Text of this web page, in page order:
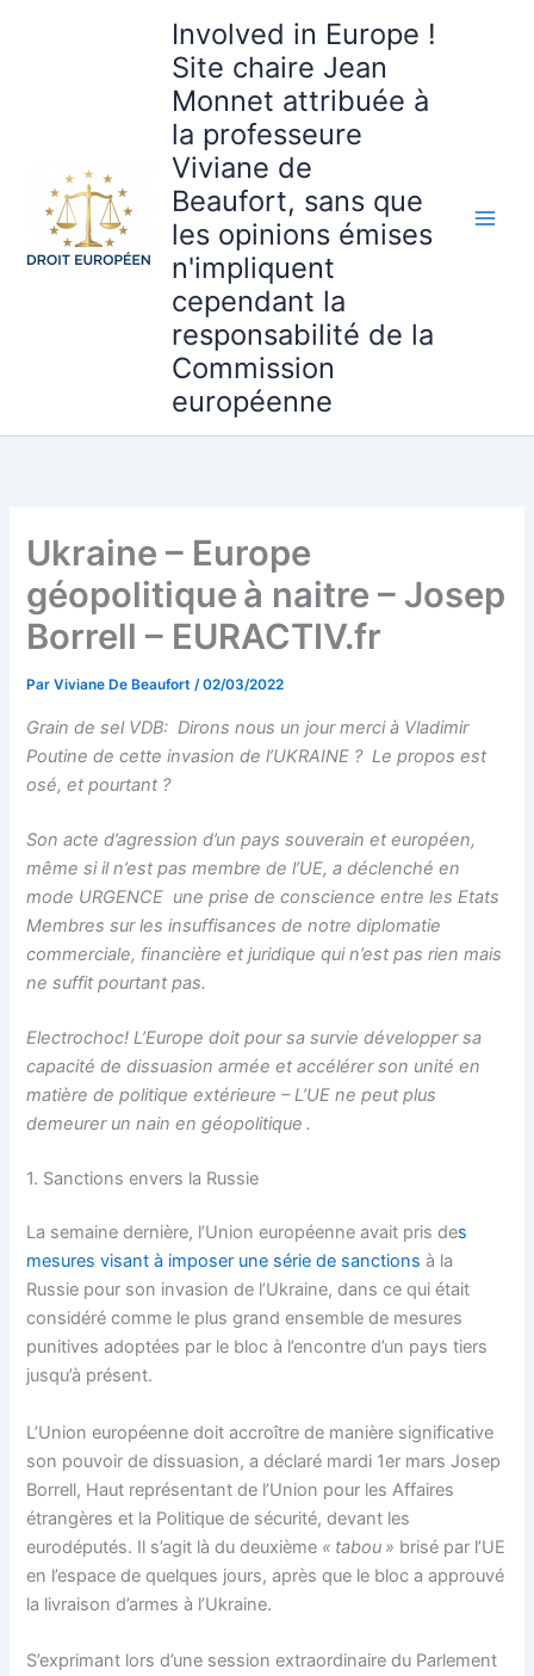
Involved in Europe !
Site chaire Jean
Monnet attribuée à
la professeure
Viviane de
Beaufort, sans que
les opinions émises
n'impliquent
cependant la
responsabilité de la
Commission
européenne
Ukraine – Europe
géopolitique à naitre – Josep
Borrell – EURACTIV.fr
ParViviane De Beaufort/02/03/2022
Grain de sel VDB: Dirons nous un jour merci à Vladimir
Poutine de cette invasion de l’UKRAINE ? Le propos est
osé, et pourtant ?
Son acte d’agression d’un pays souverain et européen,
même si il n’est pas membre de l’UE, a déclenché en
mode URGENCE une prise de conscience entre les Etats
Membres sur les insuffisances de notre diplomatie
commerciale, financière et juridique qui n’est pas rien mais
ne suffit pourtant pas.
Electrochoc! L’Europe doit pour sa survie développer sa
capacité de dissuasion armée et accélérer son unité en
matière de politique extérieure – L’UE ne peut plus
demeurer un nain en géopolitique .
1. Sanctions envers la Russie
La semaine dernière, l’Union européenne avait pris des
mesures visant à imposer une série de sanctions à la
Russie pour son invasion de l’Ukraine, dans ce qui était
considéré comme le plus grand ensemble de mesures
punitives adoptées par le bloc à l’encontre d’un pays tiers
jusqu’à présent.
L’Union européenne doit accroître de manière significative
son pouvoir de dissuasion, a déclaré mardi 1er mars Josep
Borrell, Haut représentant de l’Union pour les Affaires
étrangères et la Politique de sécurité, devant les
eurodéputés. Il s’agit là du deuxième « tabou » brisé par l’UE
en l’espace de quelques jours, après que le bloc a approuvé
la livraison d’armes à l’Ukraine.
S’exprimant lors d’une session extraordinaire du Parlement